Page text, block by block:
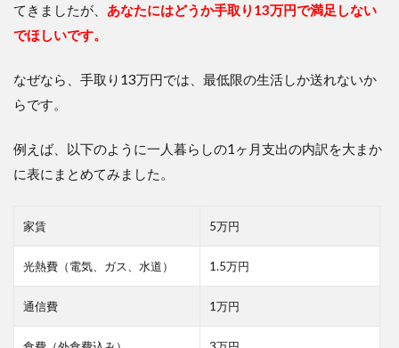
てきましたが、 あなたにはどうか手取り13万円で満足しない
でほしいです。
なぜなら、手取り13万円では、最低限の生活しか送れないか
らです。
例えば、以下のように一人暮らしの1 ヶ月支出の内訳を大まか
に表にまとめてみました。
家賃 5万円
光熱費（電気、ガス、水道） 1.5万円
通信費 1万円